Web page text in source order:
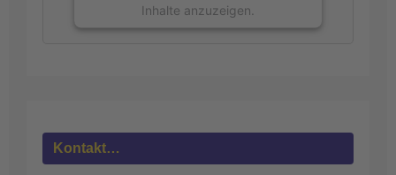
Inhalte anzuzeigen.
powered byUsercentrics Consent
Management Platform
Kontakt…